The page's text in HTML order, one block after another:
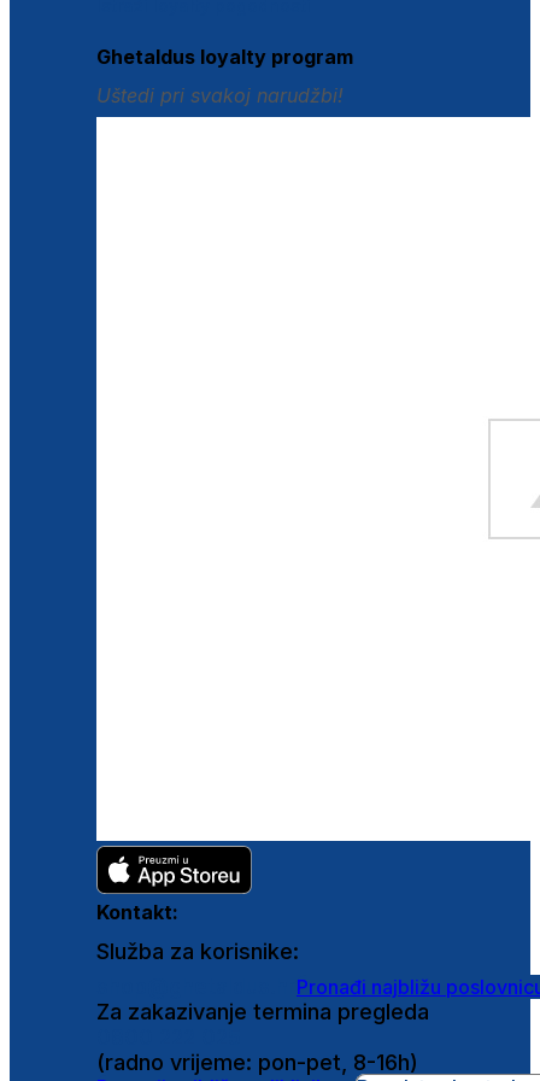
Ghetaldus loyalty program
Uštedi pri svakoj narudžbi!
Kontakt:
Služba za korisnike:
Pronađi najbližu
Za zakazivanje termina pregleda
(radno vrijeme: pon-pet, 8-16h)